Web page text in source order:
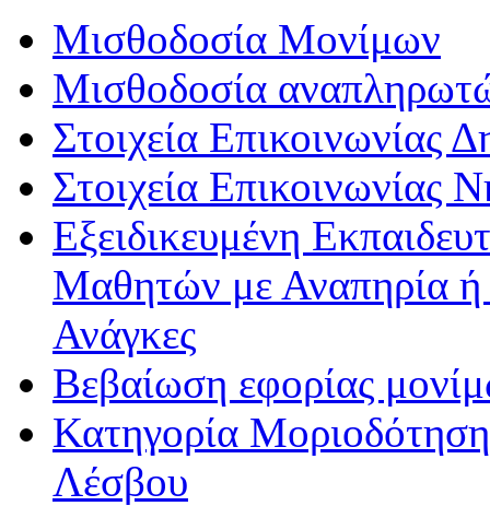
Μισθοδοσία Μονίμων
Μισθοδοσία
Στοιχεία Επικοινωνίας
Στοιχεία Επικοινωνίας
Εξειδικευμένη
Μαθητών με Αναπηρία ή /
Ανάγκες
Βεβαίωση εφορίας
Κατηγορία
Λέσβου